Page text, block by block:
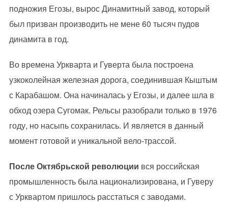
подножия Егозы, вырос Динамитный завод, который
был призван производить не мене 60 тысяч пудов
динамита в год.
Во времена Уркварта и Гуверта была построена
узкоколейная железная дорога, соединившая Кыштым
с Карабашом. Она начиналась у Егозы, и далее шла в
обход озера Сугомак. Рельсы разобрали только в 1976
году, но насыпь сохранилась. И является в данный
момент готовой и уникальной вело-трассой.
После Октябрьской революции вся российская
промышленность была национализирована, и Гуверу
с Урквартом пришлось расстаться с заводами.